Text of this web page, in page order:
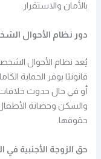
بالأمان والاستقرار.
دور نظام الأحوال
يُعد نظام الأحوال
قانونيًا يوفر الحماية
أو في حال حدوث
والسكن وحضانة الأطفال
حقوقها.
حق الزوجة الأجنبية في